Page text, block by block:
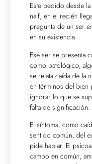
Este pedido desde
naif, en el recién
pregunta de un ser
en su existencia.
Ese ser se presenta
como patológico,
se relata caída de la
en términos del bien
ignorar lo que se
falta de significación.
El síntoma, como
sentido común, del
pide hablar. El
campo en común,